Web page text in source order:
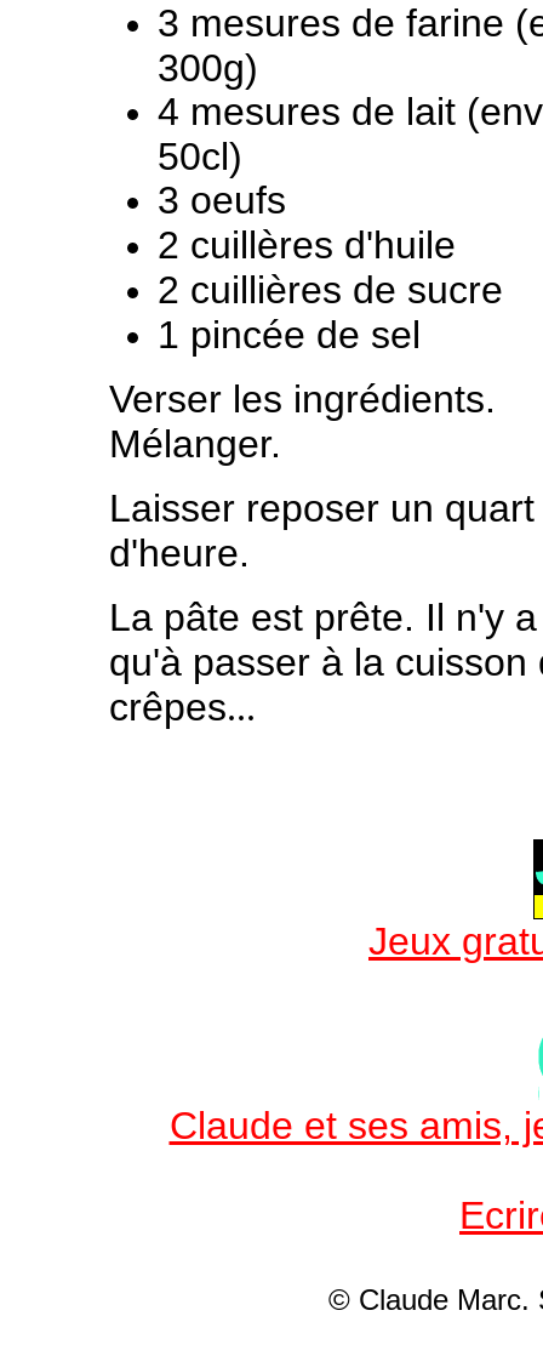
3 mesures de farine
300g)
4 mesures de lait
50cl)
3 oeufs
2 cuillères d'huile
2 cuillières de sucre
1 pincée de sel
Verser les ingrédients.
Mélanger.
Laisser reposer un quart
d'heure.
La pâte est prête. Il n'y
qu'à passer à la cuisson
crêpes...
Jeux
Claude et ses amis,
© Claude Marc.